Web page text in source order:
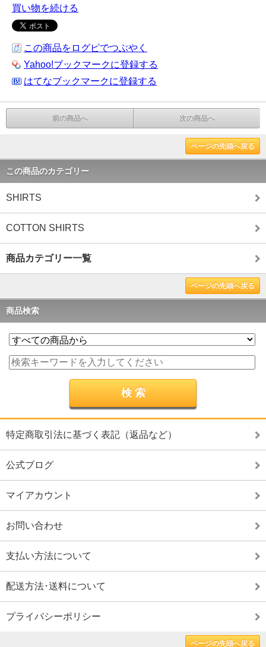
買い物を続ける
この商品をログピでつぶやく
Yahoo!ブックマークに登録する
はてなブックマークに登録する
前の商品へ 次の商品へ
ページの先頭へ戻る
この商品のカテゴリー
SHIRTS
COTTON SHIRTS
商品カテゴリー一覧
ページの先頭へ戻る
商品検索
特定商取引法に基づく表記（返品など）
公式ブログ
マイアカウント
お問い合わせ
支払い方法について
配送方法･送料について
プライバシーポリシー
ページの先頭へ戻る